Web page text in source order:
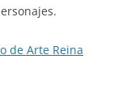
de Arte Reina